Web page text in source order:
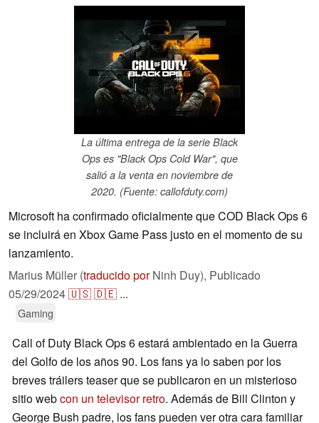
La última entrega de la serie Black
Ops es "Black Ops Cold War", que
salió a la venta en noviembre de
2020. (Fuente: callofduty.com)
Microsoft ha confirmado oficialmente que COD Black Ops 6
se incluirá en Xbox Game Pass justo en el momento de su
lanzamiento.
Marius Müller (traducido porNinh Duy), Publicado
05/29/2024🇺🇸🇩🇪 ...
Gaming
Call of Duty Black Ops 6 estará ambientado en la Guerra
del Golfo de los años 90. Los fans ya lo saben por los
breves tráilers teaser que se publicaron en un misterioso
sitio webcon un televisor retro. Además de Bill Clinton y
George Bush padre, los fans pueden ver otra cara familiar